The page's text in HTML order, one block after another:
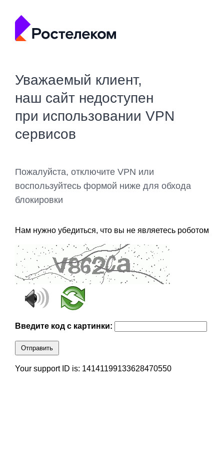
Уважаемый клиент,
наш сайт недоступен
при использовании VPN
сервисов
Пожалуйста, отключите VPN или
воспользуйтесь формой ниже для обхода
блокировки
Нам нужно убедиться, что вы не являетесь роботом
Введите код с картинки:
Отправить
Your support ID is: 14141199133628470550